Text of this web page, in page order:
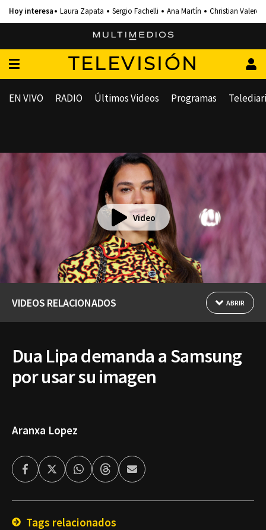
Laura Zapata Sergio Fachelli Ana Martín Christian Valero
TELEVISIÓN
EN VIVO RADIO Últimos Videos Programas
Video
VIDEOS RELACIONADOS ABRIR
Dua Lipa demanda a Samsung
por usar su imagen
Aranxa Lopez
FacebookTwitterWhatsappThreadsEnviar
por
Tags relacionados